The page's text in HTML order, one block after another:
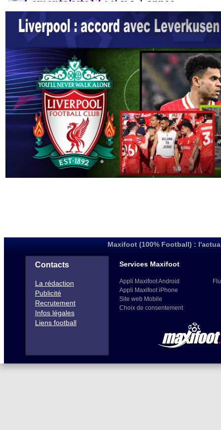
Maxifoot (100% Football) :
Contacts
La rédaction
Publicité
Recrutement
Infos légales
Liens football
Services Maxifoot
Appli Maxifoot Android
Appli Maxifoot iPhone
Site web Mobile
Choix de consentement